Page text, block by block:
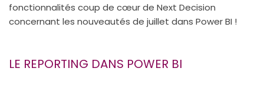
fonctionnalités coup de cœur de Next Decision
concernant les nouveautés de juillet dans Power BI !
LE REPORTING DANS POWER BI